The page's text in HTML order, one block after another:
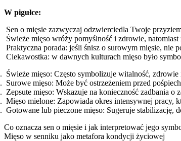
W pigułce:
Sen o mięsie zazwyczaj odzwierciedla Twoje
Świeże mięso wróży pomyślność i zdrowie,
Praktyczna porada: jeśli śnisz o surowym mięsie,
Ciekawostka: w dawnych kulturach mięso było
Świeże mięso: Często symbolizuje witalność,
Surowe mięso: Może być ostrzeżeniem przed
Zepsute mięso: Wskazuje na konieczność zadbania
Mięso mielone: Zapowiada okres intensywnej pracy,
Gotowane lub pieczone mięso: Sugeruje stabilizację,
Co oznacza sen o mięsie i jak interpretować jego
Mięso w senniku jako metafora kondycji życiowej